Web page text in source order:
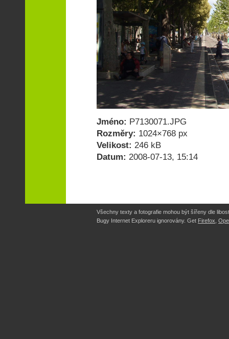
Jméno: P7130071.JPG
Rozměry: 1024×768 px
Velikost: 246 kB
Datum: 2008-07-13, 15:14
Všechny texty a fotografie mohou být šířeny dle
Bugy Internet Exploreru ignorovány. Get Firefox